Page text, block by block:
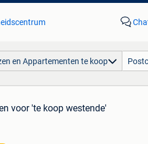
en Appartementen te koop
voor 'te koop westende'